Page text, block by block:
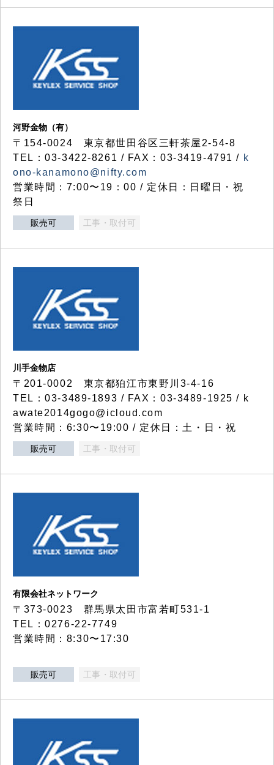
河野金物（有）
〒154-0024 東京都世田谷区三軒茶屋2-54-8
TEL：03-3422-8261 / FAX：03-3419-4791 / k
ono-kanamono@nifty.com
営業時間：7:00〜19：00 / 定休日：日曜日・祝
祭日
販売可 工事・取付可
川手金物店
〒201-0002 東京都狛江市東野川3-4-16
TEL：03-3489-1893 / FAX：03-3489-1925 / k
awate2014gogo@icloud.com
営業時間：6:30〜19:00 / 定休日：土・日・祝
販売可 工事・取付可
有限会社ネットワーク
〒373-0023 群馬県太田市富若町531-1
TEL：0276-22-7749
営業時間：8:30〜17:30
販売可 工事・取付可